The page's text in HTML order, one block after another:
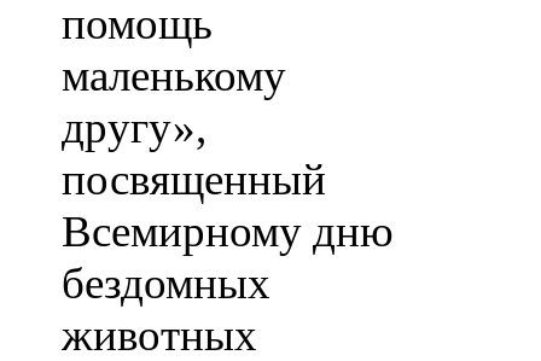
помощь
маленькому
другу»,
посвященный
Всемирному дню
бездомных
животных